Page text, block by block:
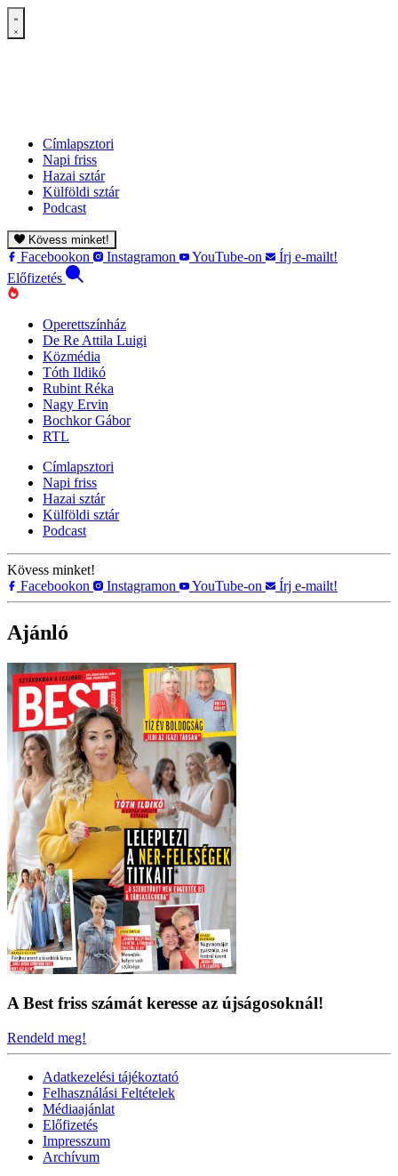
Címlapsztori
Napi friss
Hazai sztár
Külföldi sztár
Podcast
Kövess minket!
Facebookon Instagramon YouTube-on
Írj e-mailt!
Előfizetés
Operettszínház
De Re Attila Luigi
Közmédia
Tóth Ildikó
Rubint Réka
Nagy Ervin
Bochkor Gábor
RTL
Címlapsztori
Napi friss
Hazai sztár
Külföldi sztár
Podcast
Kövess minket!
Facebookon
Instagramon YouTube-on Írj e-mailt!
Ajánló
A Best friss számát keresse az újságosoknál!
Rendeld meg!
Adatkezelési tájékoztató
Felhasználási Feltételek
Médiaajánlat
Előfizetés
Impresszum
Archívum